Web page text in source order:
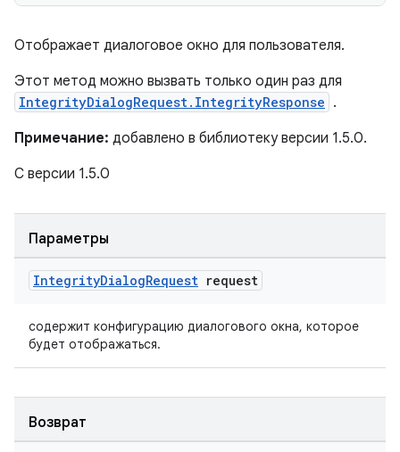
Отображает диалоговое окно для пользователя.
Этот метод можно вызвать только один раз для
IntegrityDialogRequest.IntegrityResponse .
Примечание: добавлено в библиотеку версии 1.5.0.
С версии 1.5.0
Параметры
IntegrityDialogRequest request
содержит конфигурацию диалогового окна, которое
будет отображаться.
Возврат